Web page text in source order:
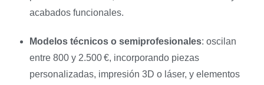
acabados funcionales.
Modelos técnicos o semiprofesionales: oscilan
entre 800 y 2.500 €, incorporando piezas
personalizadas, impresión 3D o láser, y elementos